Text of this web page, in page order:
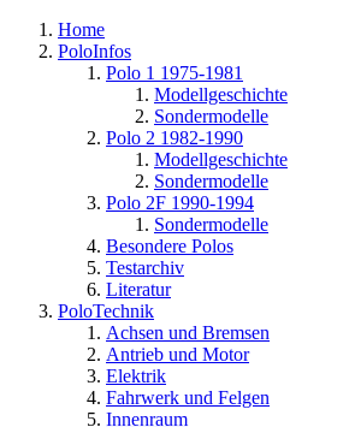
Home
PoloInfos
Polo 1 1975-1981
Modellgeschichte
Sondermodelle
Polo 2 1982-1990
Modellgeschichte
Sondermodelle
Polo 2F 1990-1994
Sondermodelle
Besondere Polos
Testarchiv
Literatur
PoloTechnik
Achsen und Bremsen
Antrieb und Motor
Elektrik
Fahrwerk und Felgen
Innenraum